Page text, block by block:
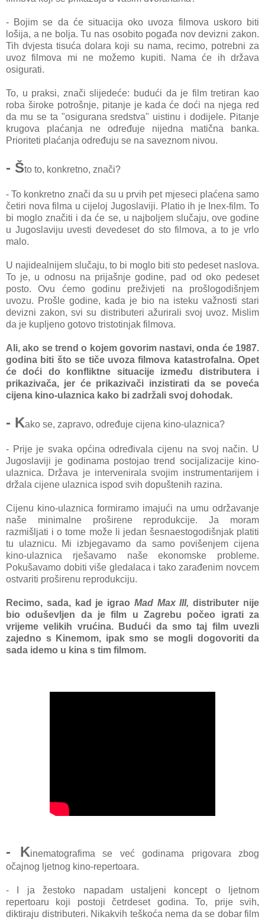
- Bojim se da će situacija oko uvoza filmova uskoro biti
lošija, a ne bolja. Tu nas osobito pogađa nov devizni zakon.
Tih dvjesta tisuća dolara koji su nama, recimo, potrebni za
uvoz filmova mi ne možemo kupiti. Nama će ih država
osigurati.
To, u praksi, znači slijedeće: budući da je film tretiran kao
roba široke potrošnje, pitanje je kada će doći na njega red
da mu se ta "osigurana sredstva" uistinu i dodijele. Pitanje
krugova plaćanja ne određuje nijedna matična banka.
Prioriteti plaćanja određuju se na saveznom nivou.
- Što to, konkretno, znači?
- To konkretno znači da su u prvih pet mjeseci plaćena samo
četiri nova filma u cijeloj Jugoslaviji. Platio ih je Inex-film. To
bi moglo značiti i da će se, u najboljem slučaju, ove godine
u Jugoslaviju uvesti devedeset do sto filmova, a to je vrlo
malo.
U najidealnijem slučaju, to bi moglo biti sto pedeset naslova.
To je, u odnosu na prijašnje godine, pad od oko pedeset
posto. Ovu ćemo godinu preživjeti na prošlogodišnjem
uvozu. Prošle godine, kada je bio na isteku važnosti stari
devizni zakon, svi su distributeri ažurirali svoj uvoz. Mislim
da je kupljeno gotovo tristotinjak filmova.
Ali, ako se trend o kojem govorim nastavi, onda će 1987.
godina biti što se tiče uvoza filmova katastrofalna. Opet
će doći do konfliktne situacije između distributera i
prikazivača, jer će prikazivači inzistirati da se poveća
cijena kino-ulaznica kako bi zadržali svoj dohodak.
- Kako se, zapravo, određuje cijena kino-ulaznica?
- Prije je svaka općina određivala cijenu na svoj način. U
Jugoslaviji je godinama postojao trend socijalizacije kino-
ulaznica. Država je intervenirala svojim instrumentarijem i
držala cijene ulaznica ispod svih dopuštenih razina.
Cijenu kino-ulaznica formiramo imajući na umu održavanje
naše minimalne proširene reprodukcije. Ja moram
razmišljati i o tome može li jedan šesnaestogodišnjak platiti
tu ulaznicu. Mi izbjegavamo da samo povišenjem cijena
kino-ulaznica rješavamo naše ekonomske probleme.
Pokušavamo dobiti više gledalaca i tako zarađenim novcem
ostvariti proširenu reprodukciju.
Recimo, sada, kad je igrao Mad Max III, distributer nije
bio oduševljen da je film u Zagrebu počeo igrati za
vrijeme velikih vrućina. Budući da smo taj film uvezli
zajedno s Kinemom, ipak smo se mogli dogovoriti da
sada idemo u kina s tim filmom.
- Kinematografima se već godinama prigovara zbog
očajnog ljetnog kino-repertoara.
- I ja žestoko napadam ustaljeni koncept o ljetnom
repertoaru koji postoji četrdeset godina. To, prije svih,
diktiraju distributeri. Nikakvih teškoća nema da se dobar film